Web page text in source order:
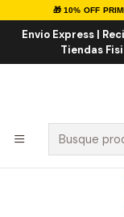
🎁 10% OFF
Envio Express |
Tiendas
Inicio E-LIQUID